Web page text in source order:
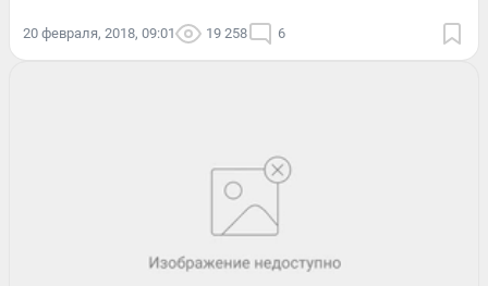
20 февраля, 2018, 09:01 19 258 6